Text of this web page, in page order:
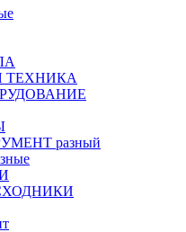
ТЕХНИКА
разный